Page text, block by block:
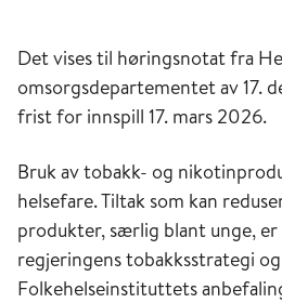
Det vises til høringsnotat fra
omsorgsdepartementet av 17.
frist for innspill 17. mars 2026.
Bruk av tobakk- og
helsefare. Tiltak som kan
produkter, særlig blant unge, er
regjeringens tobakksstrategi
Folkehelseinstituttets